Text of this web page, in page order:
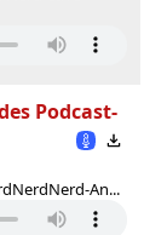
Podcast-
An...